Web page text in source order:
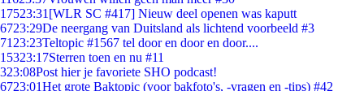
17523:31 [WLR SC #417] Nieuw deel openen was kaputt
6723:29De neergang van Duitsland als lichtend voorbeeld #3
71 23:23Teltopic #1567 tel door en door en door....
15323:17Sterren toen en nu #11
323:08Post hier je favoriete SHO podcast!
6723:01Het grote Baktopic (voor bakfoto's, -vragen en -tips) #42